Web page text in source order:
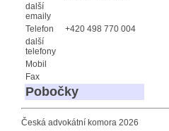
další
emaily
Telefon
+420 498 770 004
další
telefony
Mobil
Fax
Pobočky
Česká advokátní komora 2026